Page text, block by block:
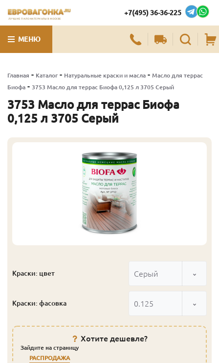
ЛУЧШИЕ ПИЛОМАТЕРИАЛЫ В МОСКВЕ
+7(495) 36-36-225
МЕНЮ
Главная - Каталог - Натуральные краски и масла - Масло для террас
Биофа - 3753 Масло для террас Биофа 0,125 л 3705 Серый
3753 Масло для террас Биофа
0,125 л 3705 Серый
Краски: цвет Серый
Краски: фасовка 0.125
Хотите дешевле?
Зайдите на страницу
РАСПРОДАЖА